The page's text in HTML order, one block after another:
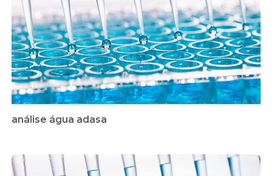
análise água adasa